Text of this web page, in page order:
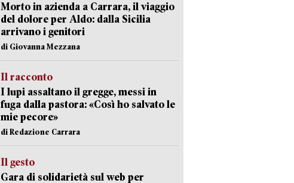
Morto in azienda a Carrara, il viaggio
del dolore per Aldo: dalla Sicilia
arrivano i genitori
di Giovanna Mezzana
Il racconto
I lupi assaltano il gregge, messi in
fuga dalla pastora: «Così ho salvato le
mie pecore»
di Redazione Carrara
Il gesto
Gara di solidarietà sul web per